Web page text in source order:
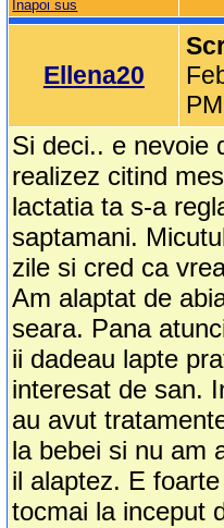
Inapoi sus
Ellena20
PM
Si deci.. e nevoie
realizez citind
lactatia ta s-a
saptamani.
zile si cred ca
Am alaptat de
seara. Pana
ii dadeau lapte
interesat de san.
au avut
la bebei si nu am
il alaptez. E
tocmai la inceput